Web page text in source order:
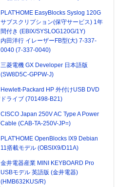
PLAT'HOME EasyBlocks Syslog 120G
サブスクリプション(保守サービス) 1年
間付き (EBIX/SYSLOG120G/1Y)
内田洋行 イレーザーFB型(大) 7-337-
0040 (7-337-0040)
三菱電機 GX Developer 日本語版
(SW8D5C-GPPW-J)
Hewlett-Packard HP 外付けUSB DVD
ドライブ (701498-B21)
CISCO Japan 250V AC Type A Power
Cable (CAB-TA-250V-JP=)
PLAT'HOME OpenBlocks IX9 Debian
11搭載モデル (OBSIX9/D11A)
金井電器産業 MINI KEYBOARD Pro
USBモデル 英語版 (金井電器)
(HMB632KUS/R)